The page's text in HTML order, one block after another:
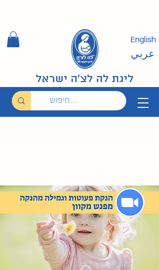
ליגת לה לצ'ה ישראל
English
عربي